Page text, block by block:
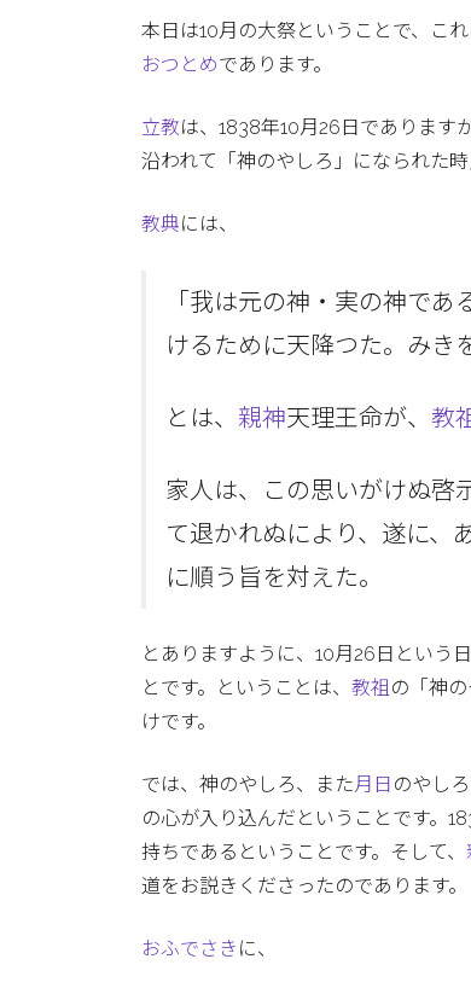
本日は10月の大祭ということで、こ
おつとめであります。
立教は、1838年10月26日であります
沿われて「神のやしろ」になられた時
教典には、
「我は元の神・実の神で
けるために天降つた。みき
とは、 親神天理王命が、 教
家人は、この思いがけぬ啓
て退かれぬにより、遂に、
に順う旨を対えた。
とありますように、10月26日という
とです。ということは、 教祖 の「神
けです。
では、神のやしろ、また月日 のやし
の心が入り込んだということです。
持ちであるということです。そして、
道をお説きくださったのであります。
おふでさき に、